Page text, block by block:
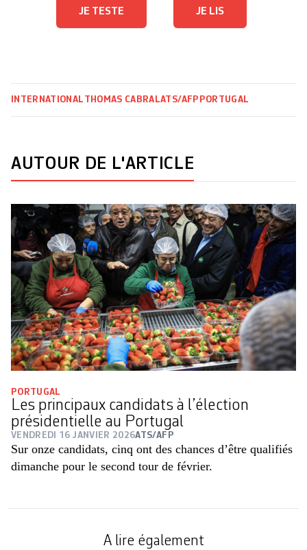
JE TESTE JE LIS
INTERNATIONAL THOMAS CABRALATS/AFP PORTUGAL
AUTOUR DE L'ARTICLE
PORTUGAL
Les principaux candidats à l’élection
présidentielle au Portugal
VENDREDI 16 JANVIER 2026ATS/AFP
Sur onze candidats, cinq ont des chances d’être qualifiés
dimanche pour le second tour de février.
A lire également